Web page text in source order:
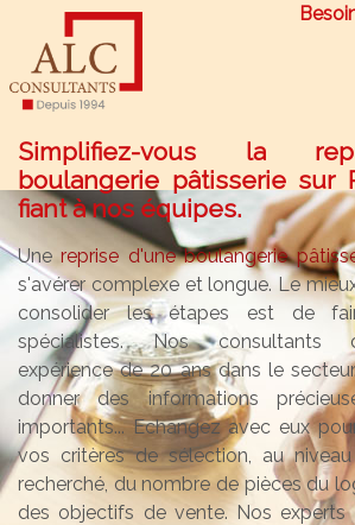
Simplifiez-vous la
boulangerie pâtisserie sur
fiant à nos équipes.
Unereprise d'une boulangerie
s'avérer complexe et longue. Le
consolider les étapes est de
spécialistes. Nos consultants
expérience de 20 ans dans le
donner des informations
importants... Echangez avec eux
vos critères de sélection, au
recherché, du nombre de pièces du
des objectifs de vente. Nos experts